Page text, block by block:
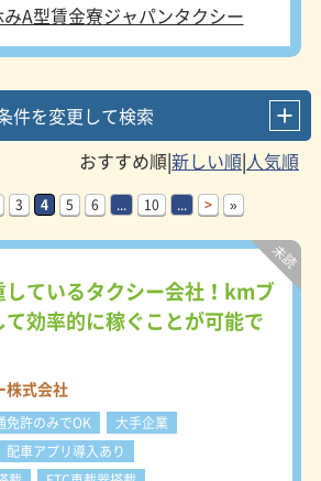
国立市(3) 狛江市(1)
多摩市(1)
A型賃金寮ジャパンタクシー
件を変更して検索
|
|
3 4 5 6 ... 10 ... > »
ているタクシー会社！kmブ
効率的に稼ぐことが可能で
株式会社
免許のみでOK
大手企業
配車アプリ導入あり